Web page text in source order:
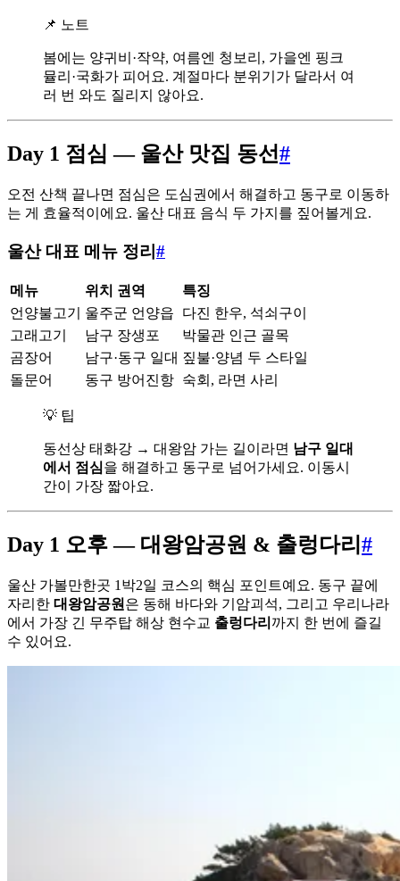
📌 노트
봄에는 양귀비·작약, 여름엔 청보리, 가을엔 핑크
뮬리·국화가 피어요. 계절마다 분위기가 달라서 여
러 번 와도 질리지 않아요.
Day 1 점심 — 울산 맛집 동선#
오전 산책 끝나면 점심은 도심권에서 해결하고 동구로 이동하
는 게 효율적이에요. 울산 대표 음식 두 가지를 짚어볼게요.
울산 대표 메뉴 정리 #
메뉴 위치 권역
특징
언양불고기
울주군 언양읍
다진 한우, 석쇠구이
고래고기
남구 장생포
박물관 인근 골목
곰장어
남구·동구 일대 짚불·양념 두 스타일
돌문어
동구 방어진항 숙회, 라면 사리
💡 팁
동선상 태화강 → 대왕암 가는 길이라면 남구 일대
에서 점심을 해결하고 동구로 넘어가세요. 이동시
간이 가장 짧아요.
Day 1 오후 — 대왕암공원 & 출렁다리 #
울산 가볼만한곳 1박2일 코스의 핵심 포인트예요. 동구 끝에
자리한 대왕암공원 은 동해 바다와 기암괴석, 그리고 우리나라
에서 가장 긴 무주탑 해상 현수교 출렁다리 까지 한 번에 즐길
수 있어요.